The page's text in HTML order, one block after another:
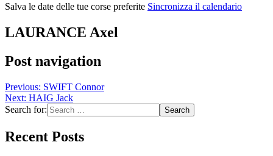
Salva le date delle tue corse preferite Sincronizza il calendario
LAURANCE Axel
Post navigation
Previous: SWIFT Connor
Next: HAIG Jack
Search for:
Recent Posts